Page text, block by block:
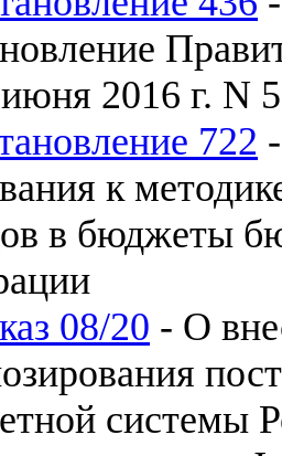
2016 г. N
722
к
в бюджеты
08/20 - О
системы